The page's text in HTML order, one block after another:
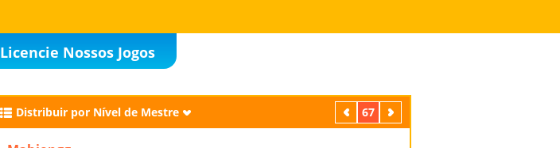
Licencie Nossos Jogos
Distribuir por Nível de Mestre Anterior
67 Próximo